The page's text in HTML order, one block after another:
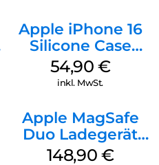
Apple iPhone 16
Silicone Case
MagSafe Lake
Green
54,90 €
inkl. MwSt.
Apple MagSafe
Duo Ladegerät
Weiß
148,90 €